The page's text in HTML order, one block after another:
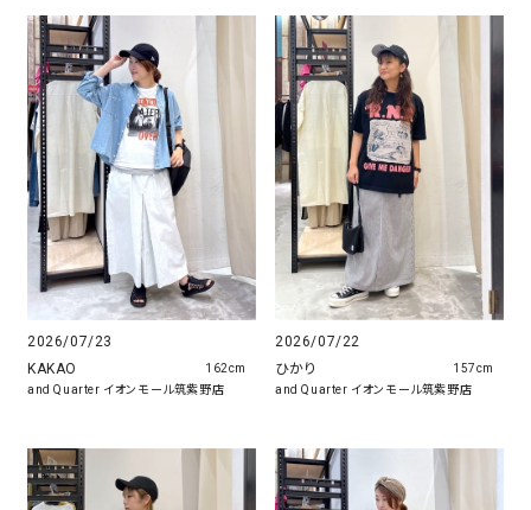
2026/07/23
KAKAO
and Quarter イオンモール筑紫野店
162cm
2026/07/22
ひかり
and Quarter イオンモール筑紫野店
157cm